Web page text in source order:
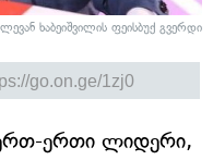
ხაბეიშვილის ფეისბუქ გვერდი
ერთი ლიდერი,